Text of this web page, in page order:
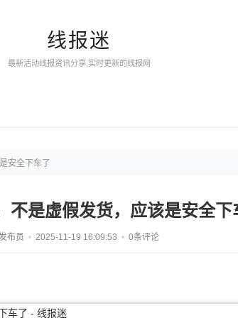
线报迷
最新活动线报资讯分享,实时更新的线报网
安全下车了
不是虚假发货，应该是安全下
布员 2025-11-19 16:09:53 0条评论